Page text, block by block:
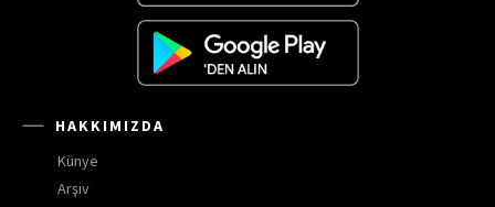
HAKKIMIZDA
Künye
Arşiv